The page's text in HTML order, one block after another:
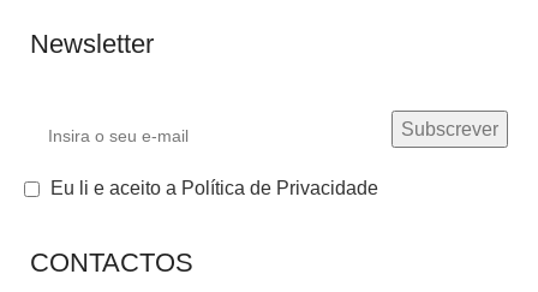
Newsletter
Eu li e aceito a Política de Privacidade
CONTACTOS